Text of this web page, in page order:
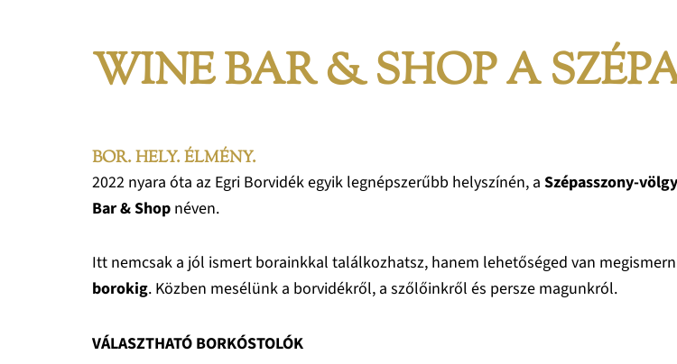
WINE BAR & SHOP A
BOR. HELY. ÉLMÉNY.
2022 nyara óta az Egri Borvidék egyik legnépszerűbb helyszínén, a Szépasszony-
Bar & Shop néven.
Itt nemcsak a jól ismert borainkkal találkozhatsz, hanem lehetőséged van
borokig. Közben mesélünk a borvidékről, a szőlőinkről és persze magunkról.
VÁLASZTHATÓ BORKÓSTOLÓK